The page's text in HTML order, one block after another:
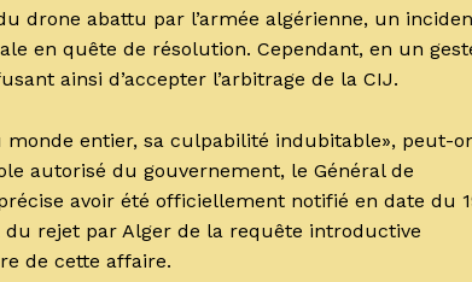
drone abattu par l’armée algérienne, un
en quête de résolution. Cependant, en un
ainsi d’accepter l’arbitrage de la CIJ.
entier, sa culpabilité indubitable», peut-
autorisé du gouvernement, le Général de
avoir été officiellement notifié en date du
rejet par Alger de la requête introductive
de cette affaire.